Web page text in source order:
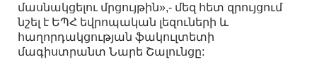
մասնակցելու մրցույթին»,- մեզ հետ զրույցում
նշել է ԵՊՀ եվրոպական լեզուների և
հաղորդակցության ֆակուլտետի
մագիստրանտ Նարե Շալունցը: